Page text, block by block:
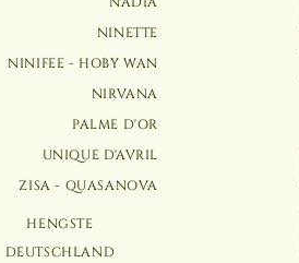
NINETTE
NINIFEE - HOBY WAN
NIRVANA
PALME D'OR
UNIQUE D'AVRIL
ZISA - QUASANOVA
HENGSTE
DEUTSCHLAND